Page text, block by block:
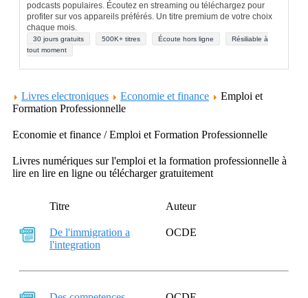
podcasts populaires. Écoutez en streaming ou téléchargez pour
profiter sur vos appareils préférés. Un titre premium de votre choix
chaque mois.
30 jours gratuits 500K+ titres Écoute hors ligne
Résiliable à
tout moment
Livres electroniques Economie et finance
Emploi et
Formation Professionnelle
Economie et finance / Emploi et Formation Professionnelle
Livres numériques sur l'emploi et la formation professionnelle à
lire en lire en ligne ou télécharger gratuitement
Titre Auteur
De l'immigration a
l'integration
OCDE